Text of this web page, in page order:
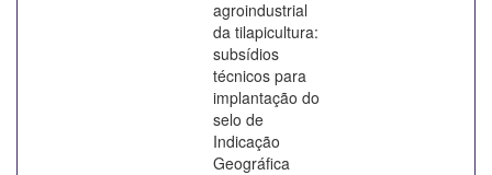
agroindustrial
da tilapicultura:
subsídios
técnicos para
implantação do
selo de
Indicação
Geográfica